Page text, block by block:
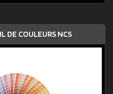
DE COULEURS NCS